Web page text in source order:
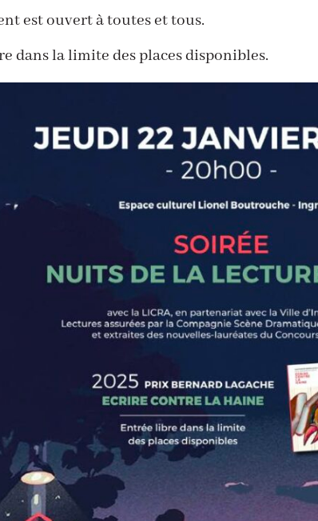
est ouvert à toutes et tous.
dans la limite des places disponibles.